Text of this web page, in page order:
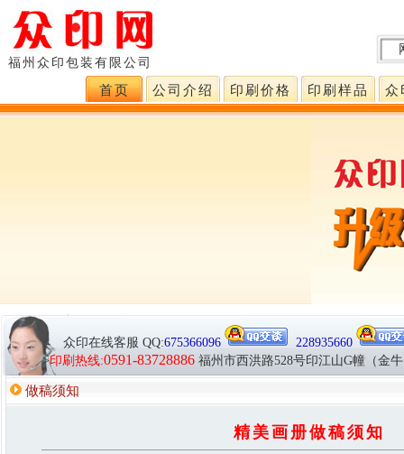
福州众印包装有限公司
首页 公司介绍 印刷价格 印刷样品 众
众印在线客服 QQ:675366096
228935660
>印刷热线:0591-83728886 福州市西洪路528号印江山G幢（金
做稿须知
精美画册做稿须知